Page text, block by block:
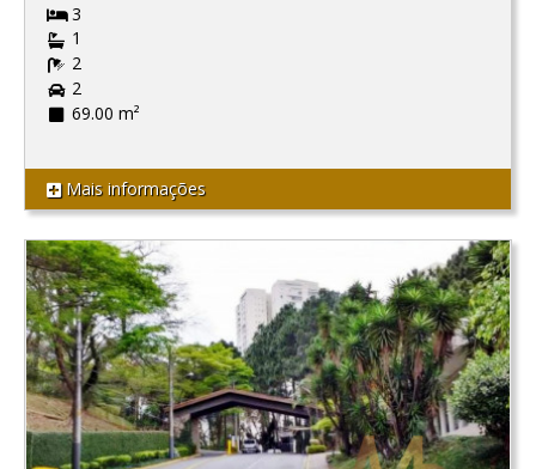
3
1
2
2
69.00 m²
Mais informações